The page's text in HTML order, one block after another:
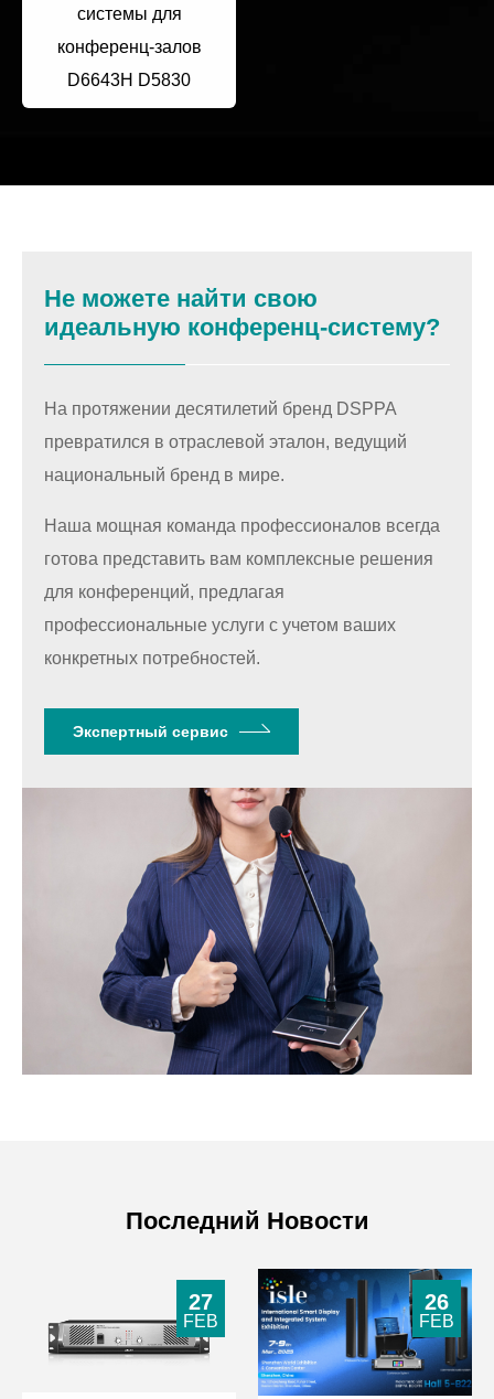
системы для
конференц-залов
D6643H D5830
Не можете найти свою
идеальную конференц-систему?
На протяжении десятилетий бренд DSPPA
превратился в отраслевой эталон, ведущий
национальный бренд в мире.
Наша мощная команда профессионалов всегда
готова представить вам комплексные решения
для конференций, предлагая
профессиональные услуги с учетом ваших
конкретных потребностей.
Экспертный сервис
Последний Новости
27
FEB
26
FEB